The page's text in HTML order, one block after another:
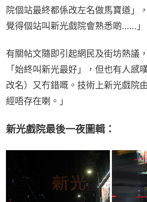
院個站最終都係改左名做馬寶道」
覺得個站叫新光戲院會熟悉啲......」
有關帖文隨即引起網民及街坊熱議
「始終叫新光最好」，但也有人感
改名）又冇錯嘅。技術上新光戲院
經唔存在喇。」
新光戲院最後一夜圖輯：